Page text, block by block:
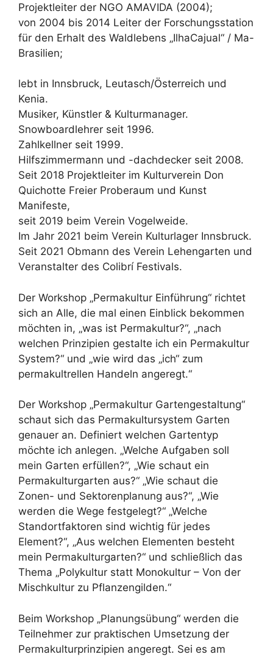
Projektleiter der NGO AMAVIDA (2004);
von 2004 bis 2014 Leiter der Forschungsstation
für den Erhalt des Waldlebens „IlhaCajual“ / Ma-
Brasilien;
lebt in Innsbruck, Leutasch/Österreich und
Kenia.
Musiker, Künstler & Kulturmanager.
Snowboardlehrer seit 1996.
Zahlkellner seit 1999.
Hilfszimmermann und -dachdecker seit 2008.
Seit 2018 Projektleiter im Kulturverein Don
Quichotte Freier Proberaum und Kunst
Manifeste,
seit 2019 beim Verein Vogelweide.
Im Jahr 2021 beim Verein Kulturlager Innsbruck.
Seit 2021 Obmann des Verein Lehengarten und
Veranstalter des Colibrí Festivals.
Der Workshop „Permakultur Einführung“ richtet
sich an Alle, die mal einen Einblick bekommen
möchten in, „was ist Permakultur?“, „nach
welchen Prinzipien gestalte ich ein Permakultur
System?“ und „wie wird das „ich“ zum
permakultrellen Handeln angeregt.“
Der Workshop „Permakultur Gartengestaltung“
schaut sich das Permakultursystem Garten
genauer an. Definiert welchen Gartentyp
möchte ich anlegen. „Welche Aufgaben soll
mein Garten erfüllen?“, „Wie schaut ein
Permakulturgarten aus?“ „Wie schaut die
Zonen- und Sektorenplanung aus?“, „Wie
werden die Wege festgelegt?“ „Welche
Standortfaktoren sind wichtig für jedes
Element?“, „Aus welchen Elementen besteht
mein Permakulturgarten?“ und schließlich das
Thema „Polykultur statt Monokultur – Von der
Mischkultur zu Pflanzengilden.“
Beim Workshop „Planungsübung“ werden die
Teilnehmer zur praktischen Umsetzung der
Permakulturprinzipien angeregt. Sei es am